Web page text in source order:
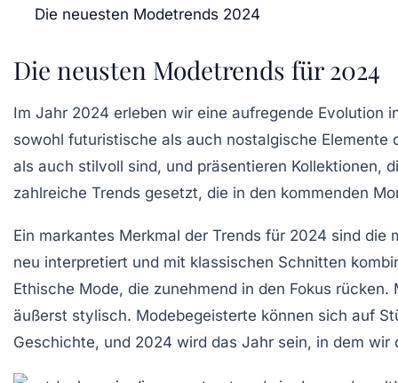
Die neuesten Modetrends 2024
Die neusten Modetrends für 2024
Im Jahr 2024 erleben wir eine aufregende Evolution
sowohl futuristische als auch nostalgische
als auch stilvoll sind, und präsentieren Kollektionen,
zahlreiche Trends gesetzt, die in den kommenden
Ein markantes Merkmal der Trends für 2024 sind die
neu interpretiert und mit klassischen Schnitten
Ethische Mode, die zunehmend in den Fokus
äußerst stylisch. Modebegeisterte können sich auf
Geschichte, und 2024 wird das Jahr sein, in dem